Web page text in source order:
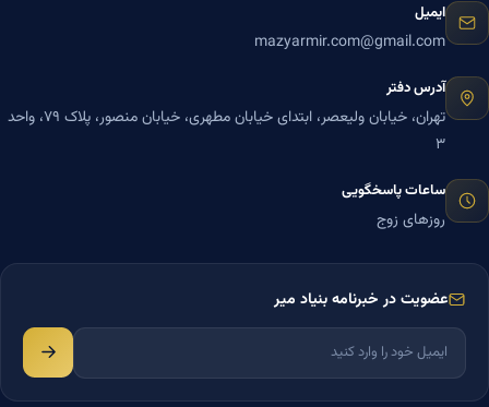
ایمیل
mazyarmir.com@gmail.com
آدرس دفتر
تهران، خیابان ولیعصر، ابتدای خیابان مطهری، خیابان منصور، پلاک ۷۹، واحد
۳
ساعات پاسخگویی
روزهای زوج
عضویت در خبرنامه بنیاد میر